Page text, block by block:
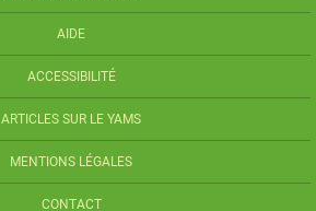
AIDE
ACCESSIBILITÉ
ARTICLES SUR LE YAMS
MENTIONS LÉGALES
CONTACT